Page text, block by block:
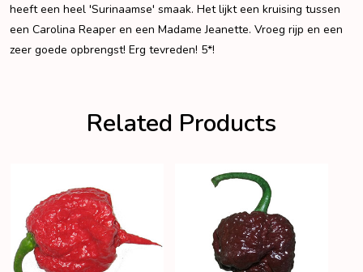
heeft een heel 'Surinaamse' smaak. Het lijkt een kruising tussen
een Carolina Reaper en een Madame Jeanette. Vroeg rijp en een
zeer goede opbrengst! Erg tevreden! 5*!
Related Products